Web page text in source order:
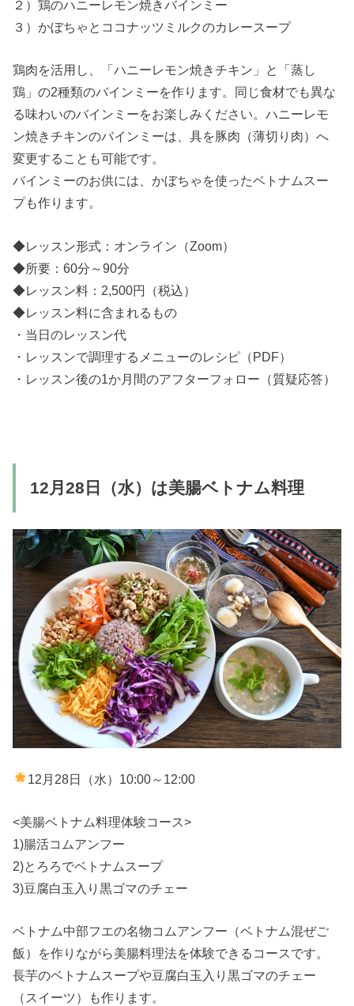
２）鶏のハニーレモン焼きバインミー
３）かぼちゃとココナッツミルクのカレースープ
鶏肉を活用し、「ハニーレモン焼きチキン」と「蒸し
鶏」の2種類のバインミーを作ります。同じ食材でも異な
る味わいのバインミーをお楽しみください。ハニーレモ
ン焼きチキンのバインミーは、具を豚肉（薄切り肉）へ
変更することも可能です。
バインミーのお供には、かぼちゃを使ったベトナムスー
プも作ります。
◆レッスン形式：オンライン（Zoom）
◆所要：60分～90分
◆レッスン料：2,500円（税込）
◆レッスン料に含まれるもの
・当日のレッスン代
・レッスンで調理するメニューのレシピ（PDF）
・レッスン後の1か月間のアフターフォロー（質疑応答）
12月28日（水）は美腸ベトナム料理
12月28日（水）10:00～12:00
<美腸ベトナム料理体験コース>
1)腸活コムアンフー
2)とろろでベトナムスープ
3)豆腐白玉入り黒ゴマのチェー
ベトナム中部フエの名物コムアンフー（ベトナム混ぜご
飯）を作りながら美腸料理法を体験できるコースです。
長芋のベトナムスープや豆腐白玉入り黒ゴマのチェー
（スイーツ）も作ります。